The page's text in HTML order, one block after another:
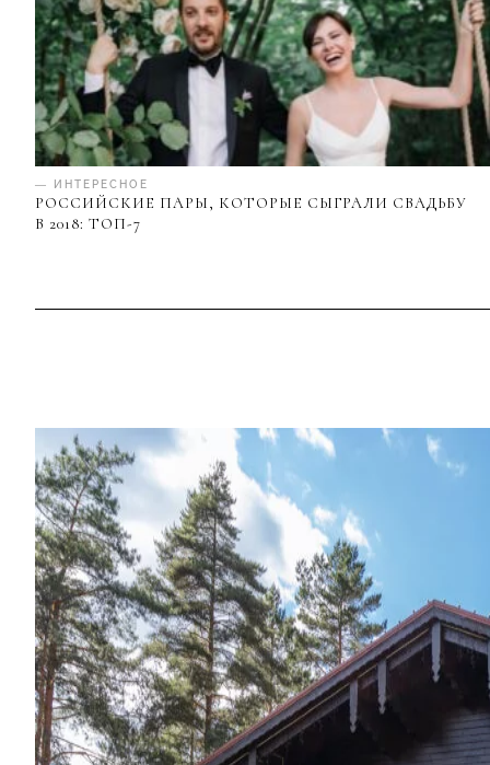
— ИНТЕРЕСНОЕ
РОССИЙСКИЕ ПАРЫ, КОТОРЫЕ СЫГРАЛИ СВАДЬБУ
В 2018: ТОП-7